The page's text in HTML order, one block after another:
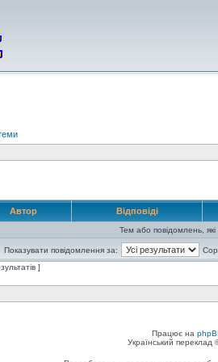
Автор Відповіді
Тем або повідомлень,
Показувати повідомлення за:
]
Працює на
Український